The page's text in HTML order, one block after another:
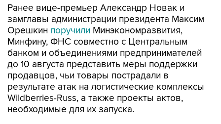
Ранее вице-премьер Александр Новак и
замглавы администрации президента Максим
Орешкин поручили Минэкономразвития,
Минфину, ФНС совместно с Центральным
банком и объединениями предпринимателей
до 10 августа представить меры поддержки
продавцов, чьи товары пострадали в
результате атак на логистические комплексы
Wildberries-Russ, а также проекты актов,
необходимые для их запуска.